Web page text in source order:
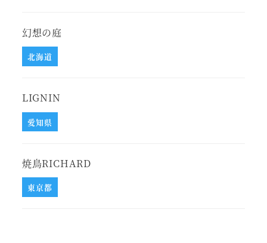
幻想の庭
北海道
LIGNIN
愛知県
焼鳥RICHARD
東京都